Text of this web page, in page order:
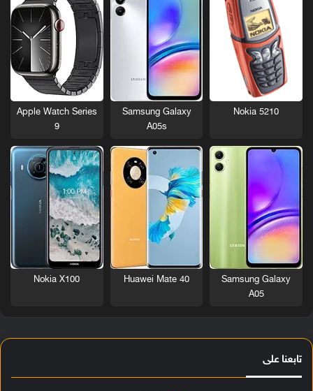
Nokia 5210
Samsung Galaxy
A05s
Apple Watch Series
9
Samsung Galaxy
A05
Huawei Mate 40
Nokia X100
تابعنا على